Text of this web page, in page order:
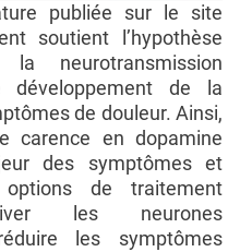
publiée sur le site
soutient l’hypothèse
neurotransmission
développement de la
de douleur. Ainsi,
carence en dopamine
des symptômes et
de traitement
les neurones
les symptômes